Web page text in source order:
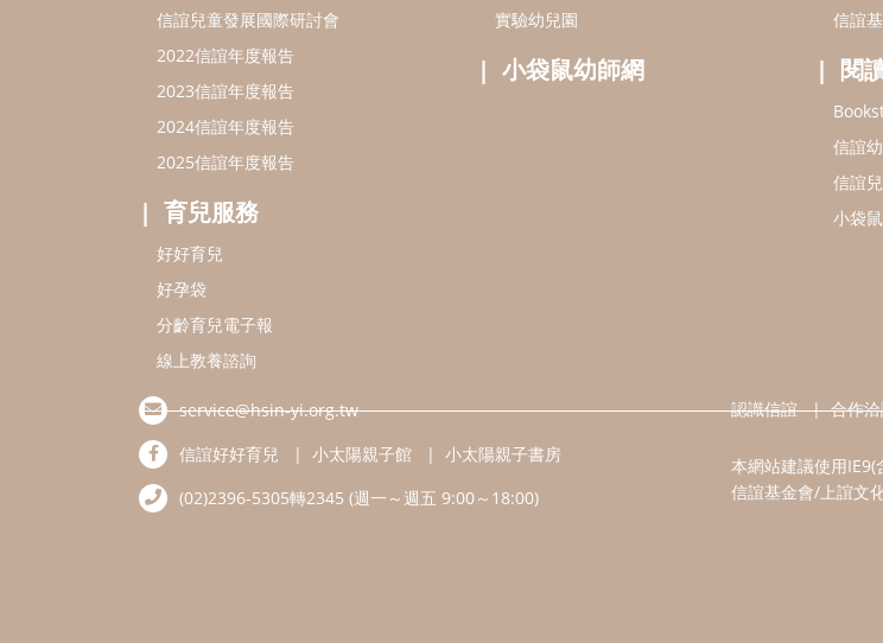
信誼兒童發展國際研討會
2022信誼年度報告
2023信誼年度報告
2024信誼年度報告
2025信誼年度報告
育兒服務
好好育兒
好孕袋
分齡育兒電子報
線上教養諮詢
實驗幼兒園
小袋鼠幼師網
信誼
閱
信誼
信誼
小袋
service@hsin-yi.org.tw
信誼好好育兒
小太陽親子館
小太陽親子書房
(02)2396-5305轉2345 (週一～週五 9:00～18:00)
認識信誼 合作
本網站建議使用
信誼基金會/上誼文